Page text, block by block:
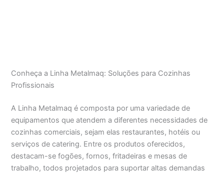
Conheça a Linha Metalmaq: Soluções para Cozinhas
Profissionais
A Linha Metalmaq é composta por uma variedade de
equipamentos que atendem a diferentes necessidades de
cozinhas comerciais, sejam elas restaurantes, hotéis ou
serviços de catering. Entre os produtos oferecidos,
destacam-se fogões, fornos, fritadeiras e mesas de
trabalho, todos projetados para suportar altas demandas